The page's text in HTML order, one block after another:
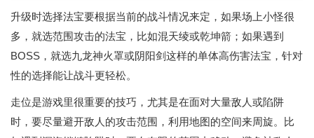
升级时选择法宝要根据当前的战斗情况来定，如果场上小怪很
多，就选范围攻击的法宝，比如混天绫或乾坤箭；如果遇到
BOSS，就选九龙神火罩或阴阳剑这样的单体高伤害法宝，针对
性的选择能让战斗更轻松。
走位是游戏里很重要的技巧，尤其是在面对大量敌人或陷阱
时，要尽量避开敌人的攻击范围，利用地图的空间来周旋。比